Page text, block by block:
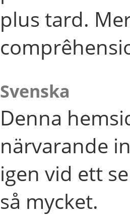
plus tard.
Svenska
Denna
närvarande
igen vid ett
så mycket.